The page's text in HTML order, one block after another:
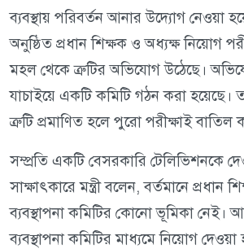
ব্যবস্থায় পরিবর্তন আনার উদ্যোগ নেওয়া
অনুষ্ঠিত প্রধান শিক্ষক ও অধ্যক্ষ নিয়োগ
মহল থেকে ত্রুটির অভিযোগ উঠেছে।
যাচাইয়ে একটি কমিটি গঠন করা হয়েছে।
ত্রুটি প্রমাণিত হলে পুরো পরীক্ষাই বাতিল
সম্প্রতি একটি বেসরকারি টেলিভিশনকে
সাক্ষাৎকারে মন্ত্রী বলেন, বর্তমানে প্রধান
ব্যবস্থাপনা কমিটির কোনো ভূমিকা নেই।
ব্যবস্থাপনা কমিটির মাধ্যমে নিয়োগ